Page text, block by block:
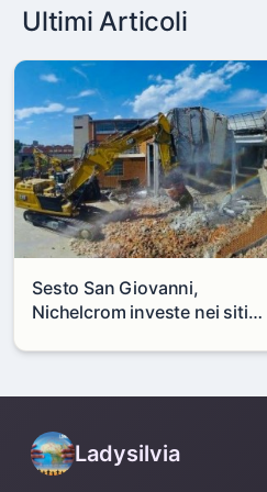
Ultimi Articoli
Sesto San Giovanni,
Nichelcrom investe nei siti
capannone per fare spazio a
Ladysilvia